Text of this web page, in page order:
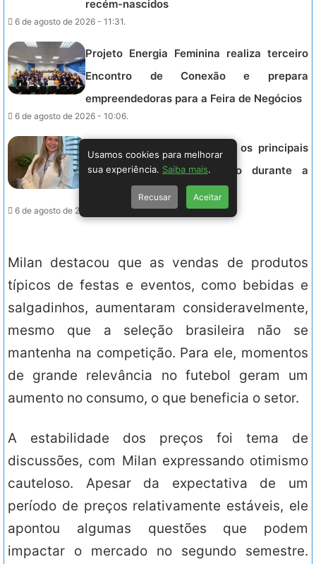
recém-nascidos
6 de agosto de 2026 - 11:31.
Projeto Energia Feminina realiza terceiro
Encontro de Conexão e prepara
empreendedoras para a Feira de Negócios
6 de agosto de 2026 - 10:06.
Médica Nutróloga esclarece os principais
mitos sobre a alimentação durante a
amamentação
6 de agosto de 2026 - 09:56.
Milan destacou que as vendas de produtos
típicos de festas e eventos, como bebidas e
salgadinhos, aumentaram consideravelmente,
mesmo que a seleção brasileira não se
mantenha na competição. Para ele, momentos
de grande relevância no futebol geram um
aumento no consumo, o que beneficia o setor.
A estabilidade dos preços foi tema de
discussões, com Milan expressando otimismo
cauteloso. Apesar da expectativa de um
período de preços relativamente estáveis, ele
apontou algumas questões que podem
impactar o mercado no segundo semestre.
Usamos cookies para melhorar
sua experiência. Saiba mais.
Recusar Aceitar